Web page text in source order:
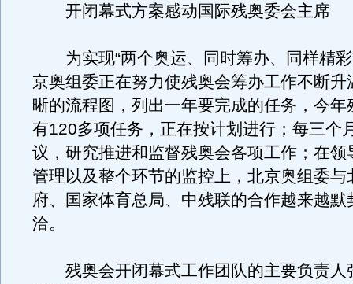
开闭幕式方案感动国际残奥委会主席
为实现“两个奥运、同时筹办、同样精彩
京奥组委正在努力使残奥会筹办工作不断升
晰的流程图，列出一年要完成的任务，今年
有120多项任务，正在按计划进行；每三个
议，研究推进和监督残奥会各项工作；在领
管理以及整个环节的监控上，北京奥组委与
府、国家体育总局、中残联的合作越来越默
洽。
残奥会开闭幕式工作团队的主要负责人